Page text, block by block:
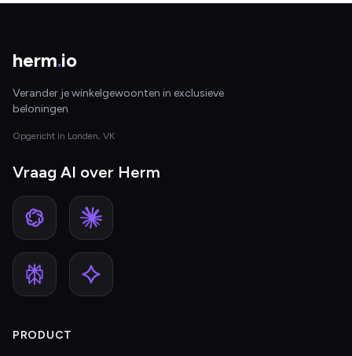
herm.io
Verander je winkelgewoonten in exclusieve
beloningen
Opgericht in Londen, VK
Vraag AI over Herm
PRODUCT